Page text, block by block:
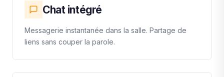
Chat intégré
Messagerie instantanée dans la salle. Partage de
liens sans couper la parole.